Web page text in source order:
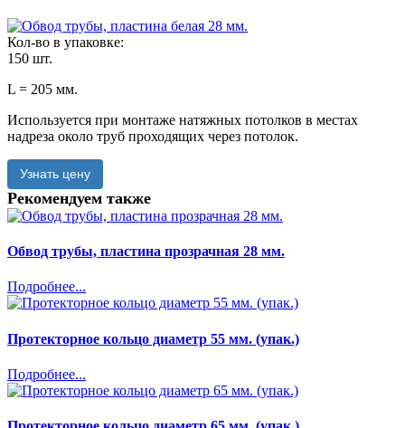
Кол-во в упаковке:
150 шт.
L = 205 мм.
Используется при монтаже натяжных потолков в местах
надреза около труб проходящих через потолок.
Узнать цену
Рекомендуем также
Обвод трубы, пластина прозрачная 28 мм.
Подробнее...
Протекторное кольцо диаметр 55 мм. (упак.)
Подробнее...